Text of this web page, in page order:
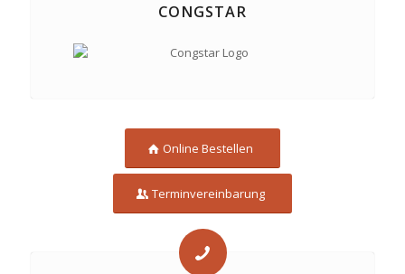
CONGSTAR
Online Bestellen
Terminvereinbarung